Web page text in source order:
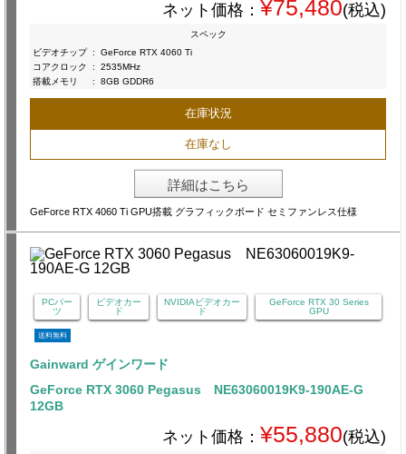
ネット価格： ¥75,480(税込)
スペック
ビデオチップ :
GeForce RTX 4060 Ti
コアクロック
:
2535MHz
搭載メモリ
: 8GB GDDR6
在庫状況
在庫なし
詳細はこちら
GeForce RTX 4060 Ti GPU搭載 グラフィックボード セミファンレス仕様
PCパー
ツ
ビデオカー
ド
NVIDIAビデオカー
ド
GeForce RTX 30 Series
GPU
送料無料
Gainward ゲインワード
GeForce RTX 3060 Pegasus NE63060019K9-190AE-G
12GB
ネット価格： ¥55,880(税込)